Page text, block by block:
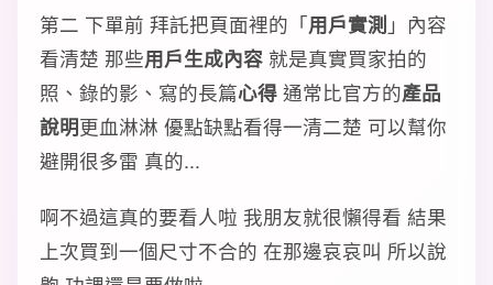
第二 下單前 拜託把頁面裡的「用戶實測 」內容
看清楚 那些用戶生成內容 就是真實買家拍的
照、錄的影、寫的長篇心得 通常比官方的產品
說明更血淋淋 優點缺點看得一清二楚 可以幫你
避開很多雷 真的...
啊不過這真的要看人啦 我朋友就很懶得看 結果
上次買到一個尺寸不合的 在那邊哀哀叫 所以說